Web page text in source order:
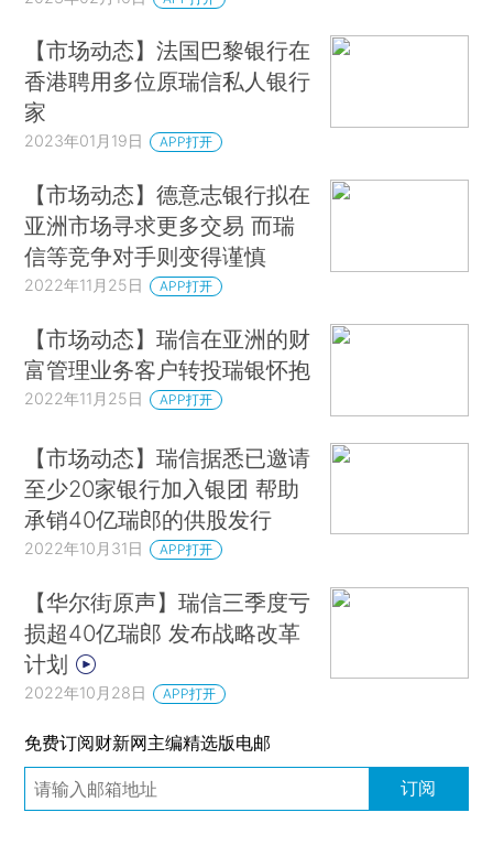
【市场动态】法国巴黎银行在
香港聘用多位原瑞信私人银行
家
2023年01月19日 APP打开
【市场动态】德意志银行拟在
亚洲市场寻求更多交易 而瑞
信等竞争对手则变得谨慎
2022年11月25日 APP打开
【市场动态】瑞信在亚洲的财
富管理业务客户转投瑞银怀抱
2022年11月25日 APP打开
【市场动态】瑞信据悉已邀请
至少20家银行加入银团 帮助
承销40亿瑞郎的供股发行
2022年10月31日 APP打开
【华尔街原声】瑞信三季度亏
损超40亿瑞郎 发布战略改革
计划
2022年10月28日 APP打开
免费订阅财新网主编精选版电邮
订阅